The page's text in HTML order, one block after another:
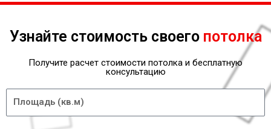
Узнайте стоимость своего потолка
Получите расчет стоимости потолка и бесплатную
консультацию